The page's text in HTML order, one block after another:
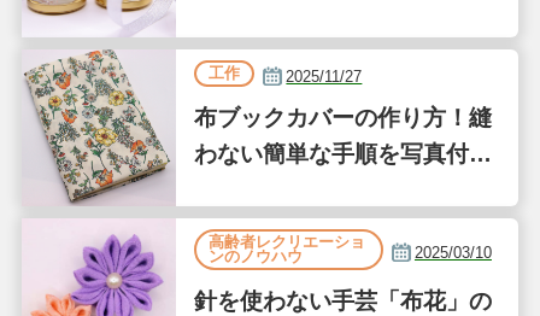
工作 2025/11/27
布ブックカバーの作り方！縫
わない簡単な手順を写真付き
高齢者レクリエーショ
ンのノウハウ
2025/03/10
針を使わない手芸「布花」の